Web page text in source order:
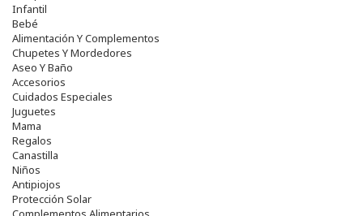
Infantil
Bebé
Alimentación Y Complementos
Chupetes Y Mordedores
Aseo Y Baño
Accesorios
Cuidados Especiales
Juguetes
Mama
Regalos
Canastilla
Niños
Antipiojos
Protección Solar